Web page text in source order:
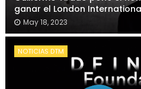
ganar el London
May 18, 2023
NOTICIAS DTM